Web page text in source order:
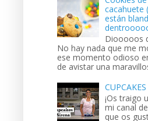
cacahuete
están
Diooooos
No hay nada que me
ese momento odioso
de avistar una
¡Os traigo
mi canal
que os